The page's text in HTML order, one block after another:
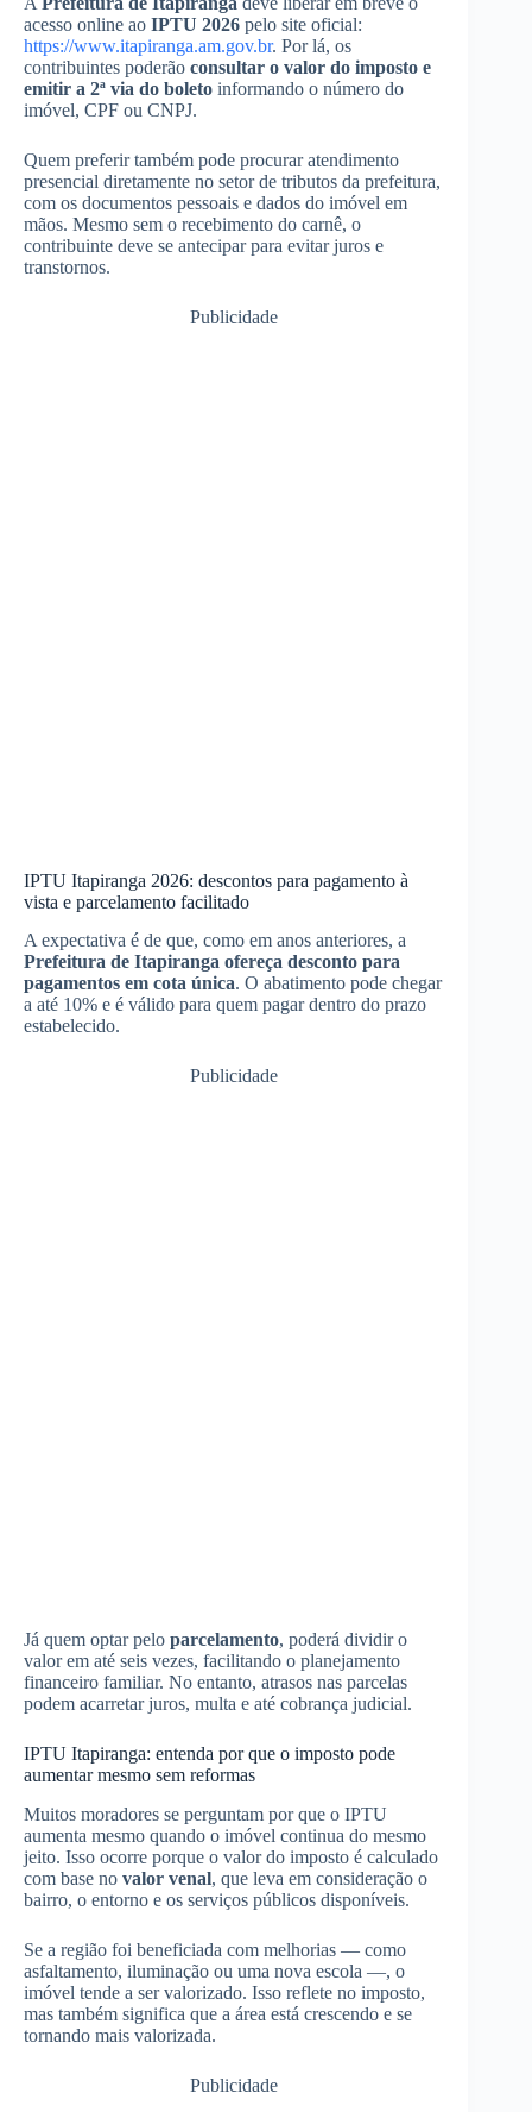
acesso online ao IPTU 2026 pelo site oficial:
https://www.itapiranga.am.gov.br. Por lá, os
contribuintes poderão consultar o valor do imposto e
emitir a 2ª via do boleto informando o número do
imóvel, CPF ou CNPJ.
Quem preferir também pode procurar atendimento
presencial diretamente no setor de tributos da prefeitura,
com os documentos pessoais e dados do imóvel em
mãos. Mesmo sem o recebimento do carnê, o
contribuinte deve se antecipar para evitar juros e
transtornos.
Publicidade
IPTU Itapiranga 2026: descontos para pagamento à
vista e parcelamento facilitado
A expectativa é de que, como em anos anteriores, a
Prefeitura de Itapiranga ofereça desconto para
pagamentos em cota única. O abatimento pode chegar
a até 10% e é válido para quem pagar dentro do prazo
estabelecido.
Publicidade
Já quem optar pelo parcelamento, poderá dividir o
valor em até seis vezes, facilitando o planejamento
financeiro familiar. No entanto, atrasos nas parcelas
podem acarretar juros, multa e até cobrança judicial.
IPTU Itapiranga: entenda por que o imposto pode
aumentar mesmo sem reformas
Muitos moradores se perguntam por que o IPTU
aumenta mesmo quando o imóvel continua do mesmo
jeito. Isso ocorre porque o valor do imposto é calculado
com base no valor venal, que leva em consideração o
bairro, o entorno e os serviços públicos disponíveis.
Se a região foi beneficiada com melhorias — como
asfaltamento, iluminação ou uma nova escola —, o
imóvel tende a ser valorizado. Isso reflete no imposto,
mas também significa que a área está crescendo e se
tornando mais valorizada.
Publicidade